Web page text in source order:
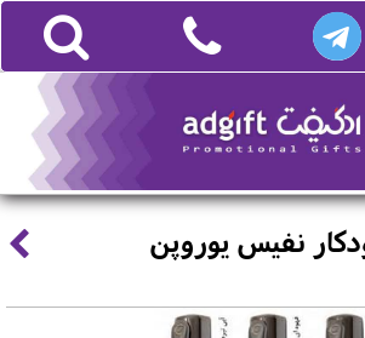
نفیس یوروپن